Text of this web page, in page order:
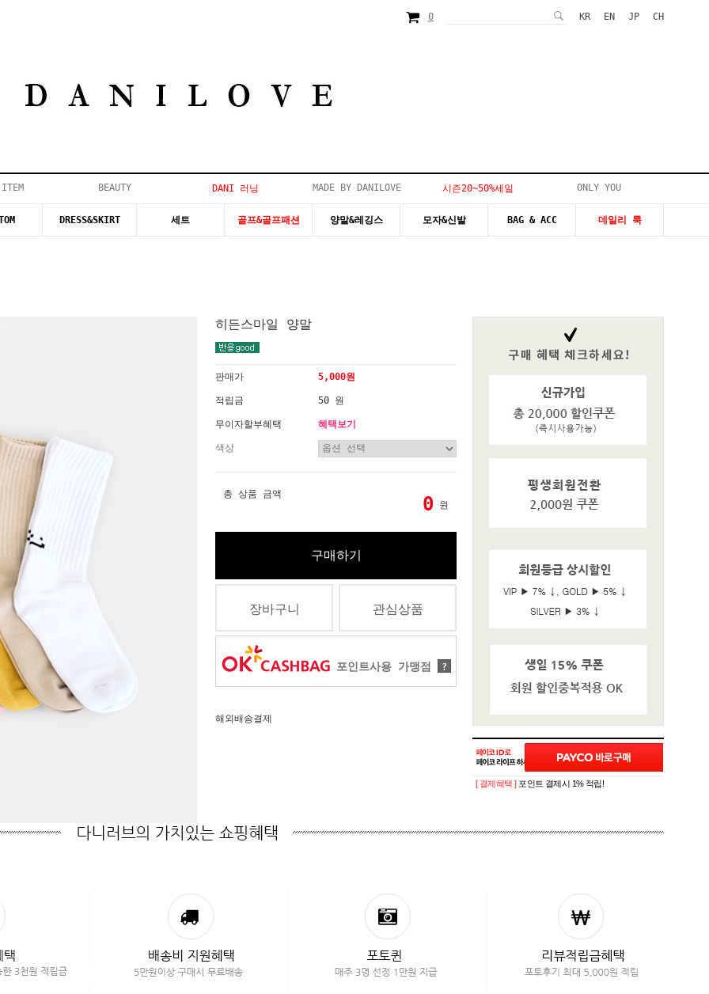
0 KR EN JP CH
BEAUTY DANI 러닝 MADE BY DANILOVE 시즌20~50%세일 ONLY YOU
DRESS&SKIRT 세트 골프&골프패션 양말&레깅스 모자&신발 BAG & ACC 데일리 룩
히든스마일 양말
판매가 5,000원
적립금 50 원
무이자할부혜택 혜택보기
색상
총 상품 금액 0 원
구매하기
장바구니 관심상품
포인트사용 가맹점 ?
해외배송결제
[ 결제혜택 ] 포인트 결제시 1% 적립!